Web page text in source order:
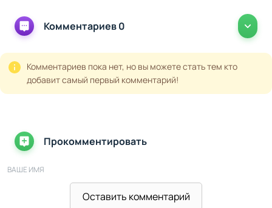
Комментариев 0
Комментариев пока нет, но вы можете стать тем кто
добавит самый первый комментарий!
Прокомментировать
ВАШЕ ИМЯ
Оставить комментарий